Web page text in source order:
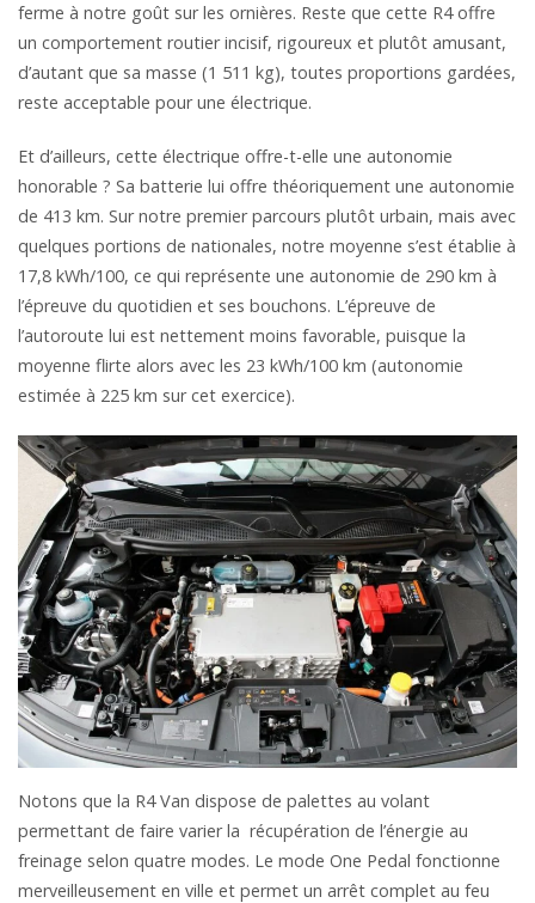
ferme à notre goût sur les ornières. Reste que cette R4 offre
un comportement routier incisif, rigoureux et plutôt amusant,
d’autant que sa masse (1 511 kg), toutes proportions gardées,
reste acceptable pour une électrique.
Et d’ailleurs, cette électrique offre-t-elle une autonomie
honorable ? Sa batterie lui offre théoriquement une autonomie
de 413 km. Sur notre premier parcours plutôt urbain, mais avec
quelques portions de nationales, notre moyenne s’est établie à
17,8 kWh/100, ce qui représente une autonomie de 290 km à
l’épreuve du quotidien et ses bouchons. L’épreuve de
l’autoroute lui est nettement moins favorable, puisque la
moyenne flirte alors avec les 23 kWh/100 km (autonomie
estimée à 225 km sur cet exercice).
Notons que la R4 Van dispose de palettes au volant
permettant de faire varier la récupération de l’énergie au
freinage selon quatre modes. Le mode One Pedal fonctionne
merveilleusement en ville et permet un arrêt complet au feu